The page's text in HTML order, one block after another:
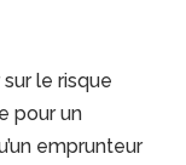
le risque
pour un
emprunteur